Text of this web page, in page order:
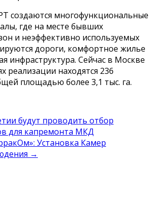
создаются многофункциональные
где на месте бывших
и неэффективно используемых
дороги, комфортное жилье
инфраструктура. Сейчас в Москве
реализации находятся 236
площадью более 3,1 тыс. га.
будут проводить отбор
для капремонта МКД
Установка Камер
→